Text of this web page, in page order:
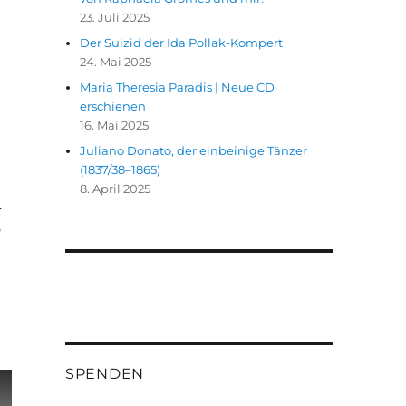
23. Juli 2025
Der Suizid der Ida Pollak-Kompert
24. Mai 2025
Maria Theresia Paradis | Neue CD
erschienen
16. Mai 2025
Juliano Donato, der einbeinige Tänzer
(1837/38–1865)
8. April 2025
SPENDEN